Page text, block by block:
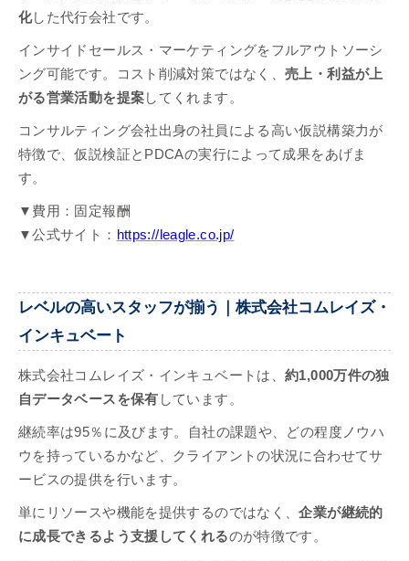
化した代行会社です。
インサイドセールス・マーケティングをフルアウトソーシ
ング可能です。コスト削減対策ではなく、売上・利益が上
がる営業活動を提案してくれます。
コンサルティング会社出身の社員による高い仮説構築力が
特徴で、仮説検証とPDCAの実行によって成果をあげま
す。
▼費用：固定報酬
▼公式サイト： https://leagle.co.jp/
レベルの高いスタッフが揃う｜株式会社コムレイズ・
インキュベート
株式会社コムレイズ・インキュベートは、約1,000万件の独
自データベースを保有 しています。
継続率は95％に及びます。自社の課題や、どの程度ノウハ
ウを持っているかなど、クライアントの状況に合わせてサ
ービスの提供を行います。
単にリソースや機能を提供するのではなく、企業が継続的
に成長できるよう支援してくれるのが特徴です。